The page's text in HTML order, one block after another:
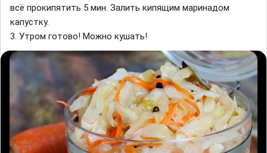
всё прокипятить 5 мин. Залить кипящим маринадом
капустку.
3. Утром готово! Можно кушать!